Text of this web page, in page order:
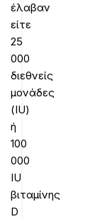
έλαβαν
είτε
25
000
διεθνείς
μονάδες
(IU)
ή
100
000
IU
βιταμίνης
D